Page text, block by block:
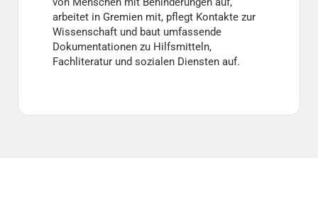
arbeitet in Gremien mit, pflegt Kontakte zur
Wissenschaft und baut umfassende
Dokumentationen zu Hilfsmitteln,
Fachliteratur und sozialen Diensten auf.